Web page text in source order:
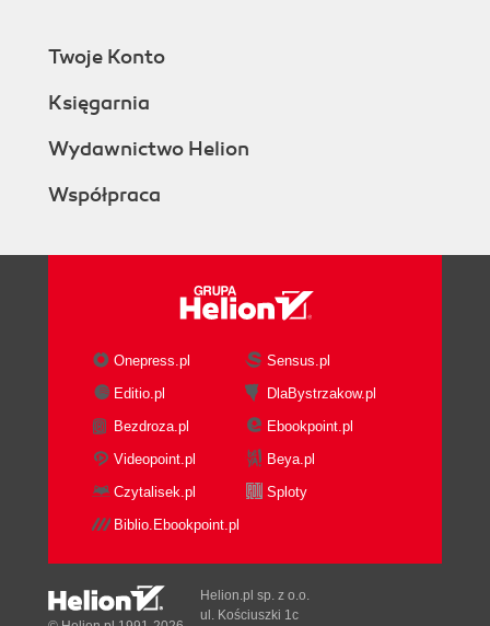
Twoje Konto
Księgarnia
Wydawnictwo Helion
Współpraca
Onepress.pl
Sensus.pl
Editio.pl
DlaBystrzakow.pl
Bezdroza.pl
Ebookpoint.pl
Videopoint.pl
Beya.pl
Czytalisek.pl
Sploty
Biblio.Ebookpoint.pl
Helion.pl sp. z o.o.
ul. Kościuszki 1c